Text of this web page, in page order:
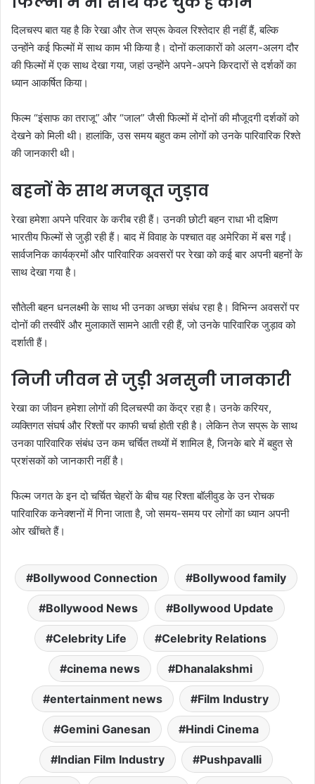
दिलचस्प बात यह है कि रेखा और तेज सप्रू केवल रिश्तेदार ही नहीं हैं, बल्कि
उन्होंने कई फिल्मों में साथ काम भी किया है। दोनों कलाकारों को अलग-अलग दौर
की फिल्मों में एक साथ देखा गया, जहां उन्होंने अपने-अपने किरदारों से दर्शकों का
ध्यान आकर्षित किया।
फिल्म “इंसाफ का तराजू” और “जाल” जैसी फिल्मों में दोनों की मौजूदगी दर्शकों को
देखने को मिली थी। हालांकि, उस समय बहुत कम लोगों को उनके पारिवारिक रिश्ते
की जानकारी थी।
बहनों के साथ मजबूत जुड़ाव
रेखा हमेशा अपने परिवार के करीब रही हैं। उनकी छोटी बहन राधा भी दक्षिण
भारतीय फिल्मों से जुड़ी रही हैं। बाद में विवाह के पश्चात वह अमेरिका में बस गईं।
सार्वजनिक कार्यक्रमों और पारिवारिक अवसरों पर रेखा को कई बार अपनी बहनों के
साथ देखा गया है।
सौतेली बहन धनलक्ष्मी के साथ भी उनका अच्छा संबंध रहा है। विभिन्न अवसरों पर
दोनों की तस्वीरें और मुलाकातें सामने आती रही हैं, जो उनके पारिवारिक जुड़ाव को
दर्शाती हैं।
निजी जीवन से जुड़ी अनसुनी जानकारी
रेखा का जीवन हमेशा लोगों की दिलचस्पी का केंद्र रहा है। उनके करियर,
व्यक्तिगत संघर्ष और रिश्तों पर काफी चर्चा होती रही है। लेकिन तेज सप्रू के साथ
उनका पारिवारिक संबंध उन कम चर्चित तथ्यों में शामिल है, जिनके बारे में बहुत से
प्रशंसकों को जानकारी नहीं है।
फिल्म जगत के इन दो चर्चित चेहरों के बीच यह रिश्ता बॉलीवुड के उन रोचक
पारिवारिक कनेक्शनों में गिना जाता है, जो समय-समय पर लोगों का ध्यान अपनी
ओर खींचते हैं।
Bollywood Connection Bollywood family
Bollywood News Bollywood Update
Celebrity Life Celebrity Relations
cinema news Dhanalakshmi
entertainment news Film Industry
Gemini Ganesan Hindi Cinema
Indian Film Industry Pushpavalli